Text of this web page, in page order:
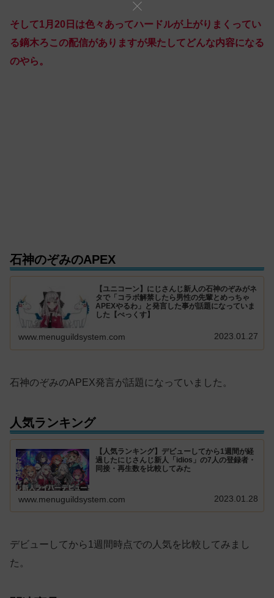
そして1月20日は色々あってハードルが上がりまくってい
る鏑木ろこの配信がありますが果たしてどんな内容になる
のやら。
石神のぞみのAPEX
【ユニコーン】にじさんじ新人の石神のぞみがネ
タで「コラボ解禁したら男性の先輩とめっちゃ
APEXやるわ」と発言した事が話題になっていま
した【ぺっくす】
www.menuguildsystem.com 2023.01.27
石神のぞみのAPEX発言が話題になっていました。
人気ランキング
【人気ランキング】デビューしてから1週間が経
過したにじさんじ新人「idios」の7人の登録者・
同接・再生数を比較してみた
www.menuguildsystem.com 2023.01.28
デビューしてから1週間時点での人気を比較してみまし
た。